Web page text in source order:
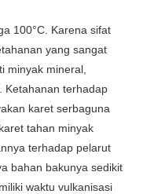
100°C. Karena sifat
yang sangat
minyak mineral,
Ketahanan terhadap
karet serbaguna
tahan minyak
terhadap pelarut
bahan bakunya sedikit
waktu vulkanisasi